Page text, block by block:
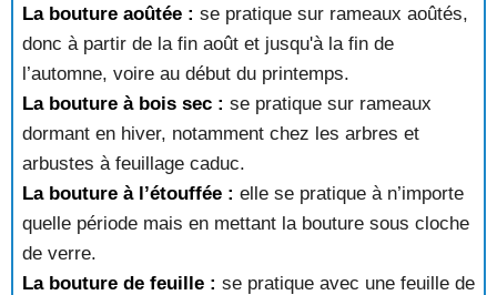
La bouture aoûtée : se pratique sur rameaux aoûtés,
donc à partir de la fin août et jusqu'à la fin de
l’automne, voire au début du printemps.
La bouture à bois sec : se pratique sur rameaux
dormant en hiver, notamment chez les arbres et
arbustes à feuillage caduc.
La bouture à l’étouffée : elle se pratique à n’importe
quelle période mais en mettant la bouture sous cloche
de verre.
La bouture de feuille : se pratique avec une feuille de